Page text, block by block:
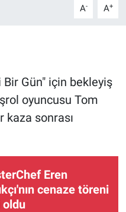
A- A+
Gün" için bekleyiş
oyuncusu Tom
kaza sonrası
Eren
cenaze töreni
oldu